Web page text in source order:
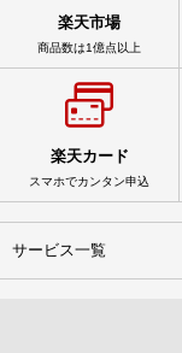
楽天市場
商品数は1億点以上
楽天カード
スマホでカンタン申込
サービス一覧